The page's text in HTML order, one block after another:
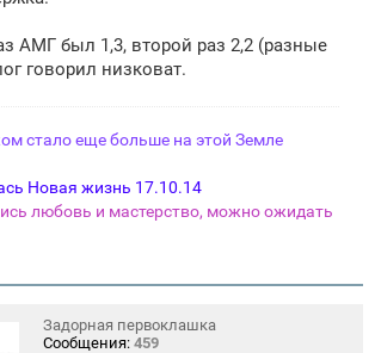
АМГ был 1,3, второй раз 2,2 (разные
говорил низковат.
стало еще больше на этой Земле
Новая жизнь 17.10.14
любовь и мастерство, можно ожидать
Задорная первоклашка
Сообщения: 459